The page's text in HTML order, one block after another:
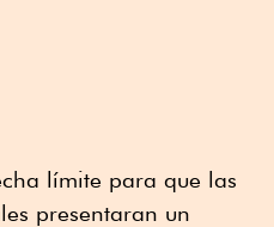
límite para que las
presentaran un